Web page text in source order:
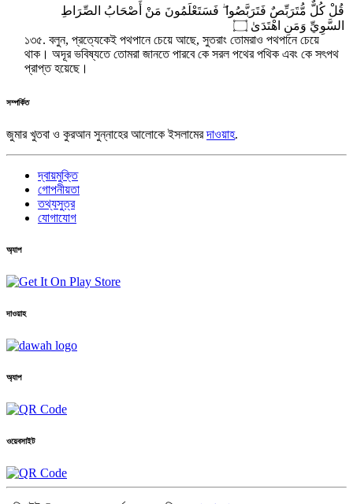
قُلْ كُلٌّ مُّتَرَبِّصٌ فَتَرَبَّصُوا ۖ فَسَتَعْلَمُونَ مَنْ أَصْحَابُ الصِّرَاطِ
السَّوِيِّ وَمَنِ اهْتَدَىٰ ۝
১৩৫. বলুন, প্রত্যেকেই পথপানে চেয়ে আছে, সুতরাং তোমরাও পথপানে চেয়ে
থাক। অদূর ভবিষ্যতে তোমরা জানতে পারবে কে সরল পথের পথিক এবং কে সৎপথ
প্রাপ্ত হয়েছে।
সম্পর্কিত
জুমার খুতবা ও কুরআন সুন্নাহের আলোকে ইসলামেরদাওয়াহ.
দ্বায়মুক্তি
গোপনীয়তা
তথ্যসুত্র
যোগাযোগ
অ্যাপ
দাওয়াহ
অ্যাপ
ওয়েবসাইট